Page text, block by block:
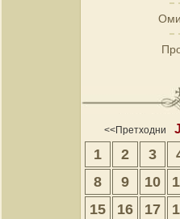
<<Претходни
1 2 3
8
9 10
15
16 17